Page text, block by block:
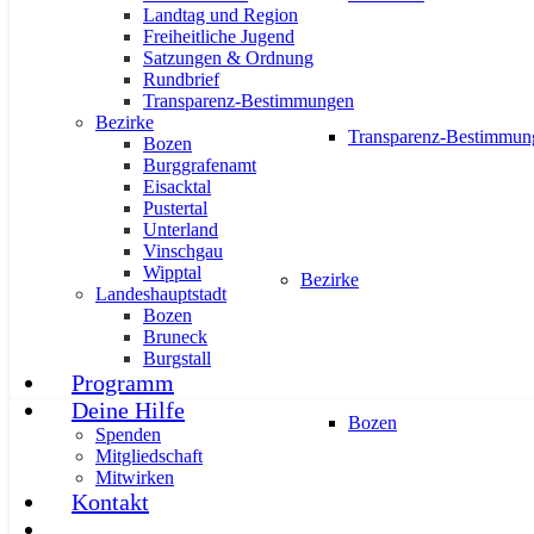
Transparenz-
Bezirke
Bozen
Landtag und Region
Freiheitliche Jugend
Satzungen & Ordnung
Rundbrief
Transparenz-Bestimmungen
Bezirke
Bozen
Burggrafenamt
Eisacktal
Pustertal
Unterland
Vinschgau
Wipptal
Landeshauptstadt
Bozen
Bruneck
Burgstall
Programm
Deine Hilfe
Spenden
Mitgliedschaft
Mitwirken
Kontakt
AKTUELLPRESSEPRESSEMITTEILUNGEN
21. Februar: Internationaler Tag
21. Februar 2025
AKTUELLPRESSE PRESSEMITTEILUNGEN